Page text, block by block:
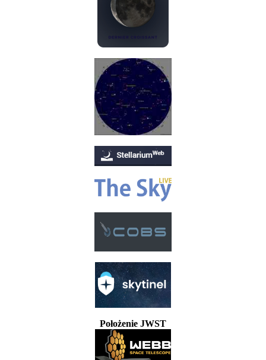
Położenie JWST